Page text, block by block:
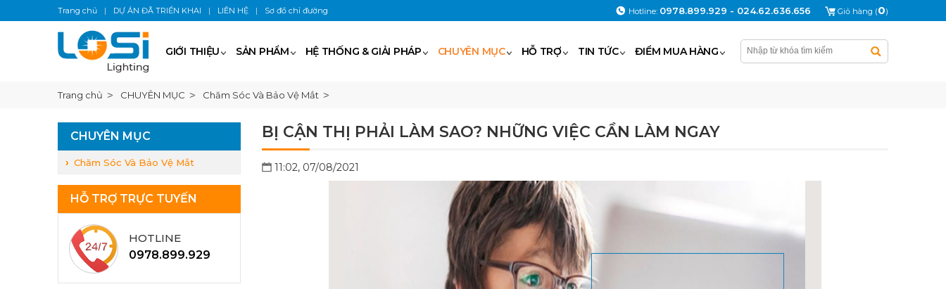
GIỚI THIỆU SẢN PHẨM HỆ THỐNG & GIẢI PHÁP CHUYÊN MỤC HỖ TRỢ TIN TỨC ĐIỂM MUA HÀNG
Trang chủ CHUYÊN MỤC Chăm Sóc Và Bảo Vệ Mắt
CHUYÊN MỤC
Chăm Sóc Và Bảo Vệ Mắt
HỖ TRỢ TRỰC TUYẾN
HOTLINE
0978.899.929
BỊ CẬN THỊ PHẢI LÀM SAO? NHỮNG VIỆC CẦN LÀM NGAY
11:02, 07/08/2021
Giỏ hàng (0)
Hotline: 0978.899.929 - 024.62.636.656
Trang chủ | DỰ ÁN ĐÃ TRIỂN KHAI | LIÊN HỆ | Sơ đồ chỉ đường